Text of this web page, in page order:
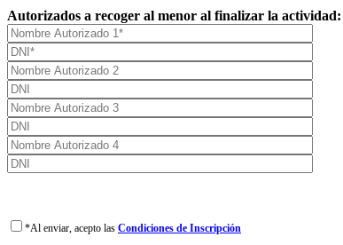
Autorizados a recoger al menor al finalizar la actividad:
*Al enviar, acepto las Condiciones de Inscripción